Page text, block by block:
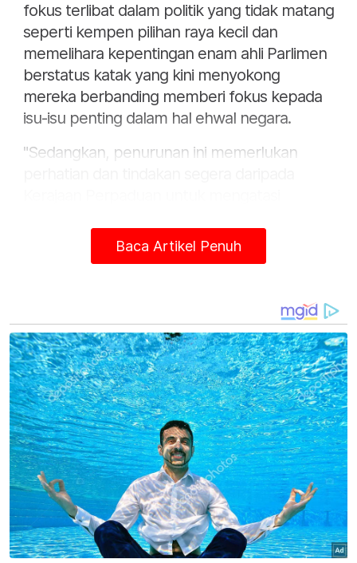
fokus terlibat dalam politik yang tidak matang
seperti kempen pilihan raya kecil dan
memelihara kepentingan enam ahli Parlimen
berstatus katak yang kini menyokong
mereka berbanding memberi fokus kepada
isu-isu penting dalam hal ehwal negara.
"Sedangkan, penurunan ini memerlukan
memulihkan kedudukan Malaysia sebagai
negara yang bersaing tinggi di peringkat
Sebelum ini, media melaporkan Malaysia
berada di kedudukan ke-34 daripada 67
negara dalam WCR 2024 dan keempat dalam
kalangan negara di ASEAN selepas
Singapura, Thailand serta Indonesia.
Baca Artikel Penuh